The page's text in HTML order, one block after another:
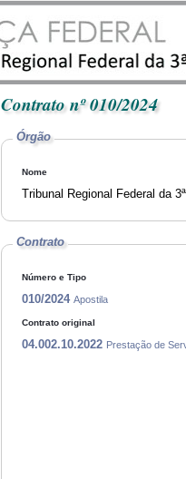
Contrato nº 010/2024
Órgão
Nome
Tribunal Regional Federal da
Contrato
Número e Tipo
010/2024 Apostila
Contrato original
04.002.10.2022 Prestação de